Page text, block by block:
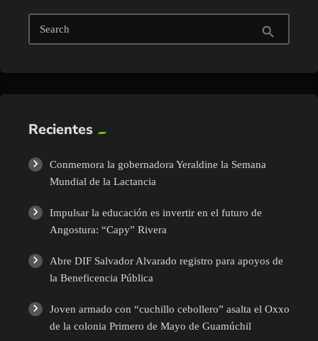
Search search
Recientes
Conmemora la gobernadora Yeraldine la Semana
Mundial de la Lactancia
Impulsar la educación es invertir en el futuro de
Angostura: “Capy” Rivera
Abre DIF Salvador Alvarado registro para apoyos de
la Beneficencia Pública
Joven armado con “cuchillo cebollero” asalta el Oxxo
de la colonia Primero de Mayo de Guamúchil